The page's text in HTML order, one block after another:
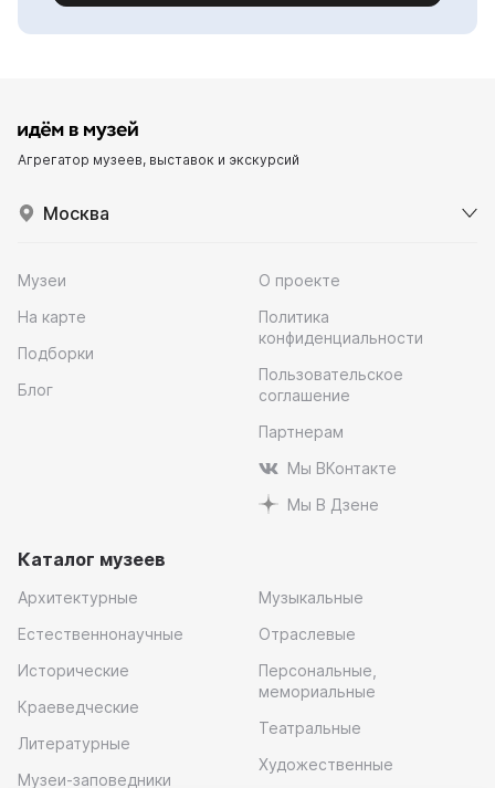
Агрегатор музеев, выставок и экскурсий
Москва
Музеи
На карте
Подборки
Блог
О проекте
Политика
конфиденциальности
Пользовательское
соглашение
Партнерам
Мы ВКонтакте
Мы В Дзене
Каталог музеев
Архитектурные
Естественнонаучные
Исторические
Краеведческие
Литературные
Музеи-заповедники
Музыкальные
Отраслевые
Персональные,
мемориальные
Театральные
Художественные